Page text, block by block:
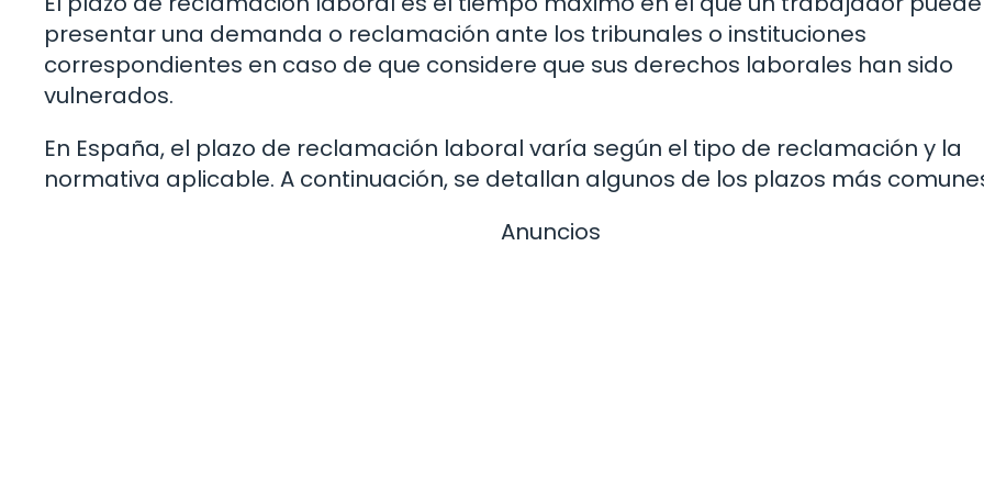
presentar una demanda o reclamación ante los tribunales o instituciones
correspondientes en caso de que considere que sus derechos laborales han sido
vulnerados.
En España, el plazo de reclamación laboral varía según el tipo de reclamación y la
normativa aplicable. A continuación, se detallan algunos de los plazos más
Anuncios